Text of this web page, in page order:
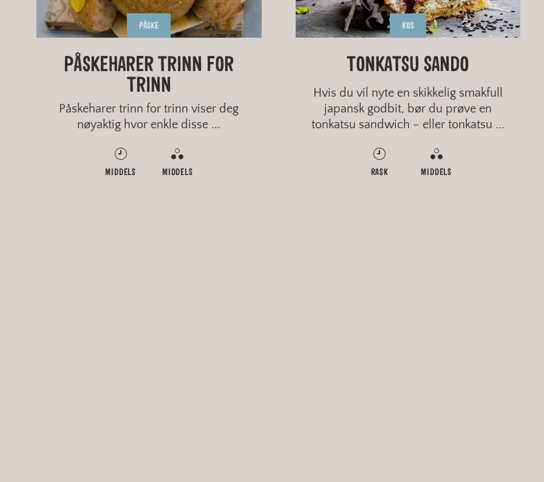
PÅSKE
PÅSKEHARER TRINN FOR
TRINN
Påskeharer trinn for trinn viser deg
nøyaktig hvor enkle disse ...
MIDDELS MIDDELS
KOS
TONKATSU SANDO
Hvis du vil nyte en skikkelig smakfull
japansk godbit, bør du prøve en
tonkatsu sandwich – eller tonkatsu ...
RASK MIDDELS
SPORTSBOLLER
MIDDELS MIDDELS
HAVREBRØD I LANGPANNE
MIDDELS
GLUTENFRIE KRUMKAKER
MIDDELS MIDDELS
HJEMMEBAKT POLARBRØD
KJEKS MED BLOMSTER
MIDDELS MIDDELS
TRADISJONELL BLØTKAKE
MIDDELS MIDDELS